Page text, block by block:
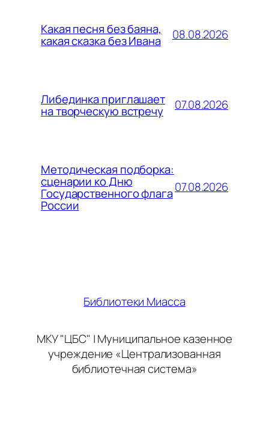
Какая песня без баяна,
какая сказка без Ивана 08.08.2026
Либединка приглашает
на творческую встречу 07.08.2026
Методическая подборка:
сценарии ко Дню
Государственного флага
России
07.08.2026
Библиотеки Миасса
МКУ "ЦБС" | Муниципальное казенное
учреждение «Централизованная
библиотечная система»